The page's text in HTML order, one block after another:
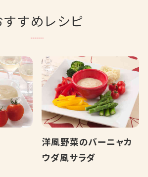
すすめレシピ
洋風野菜のバーニャカ
ウダ風サラダ